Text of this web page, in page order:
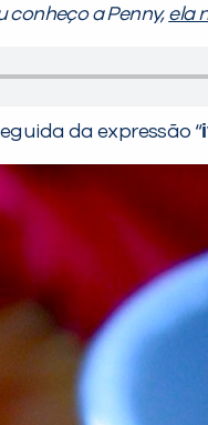
conheço a Penny, ela
da expressão “